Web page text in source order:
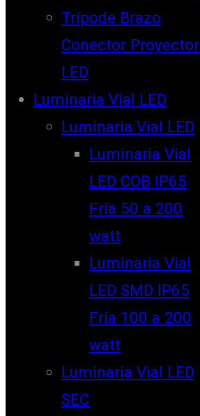
Trípode Brazo
Conector Proyector
LED
Luminaria Vial LED
Luminaria Vial LED
Luminaria Vial
LED COB IP65
Fría 50 a 200
watt
Luminaria Vial
LED SMD IP65
Fría 100 a 200
watt
Luminaria Vial LED
SEC